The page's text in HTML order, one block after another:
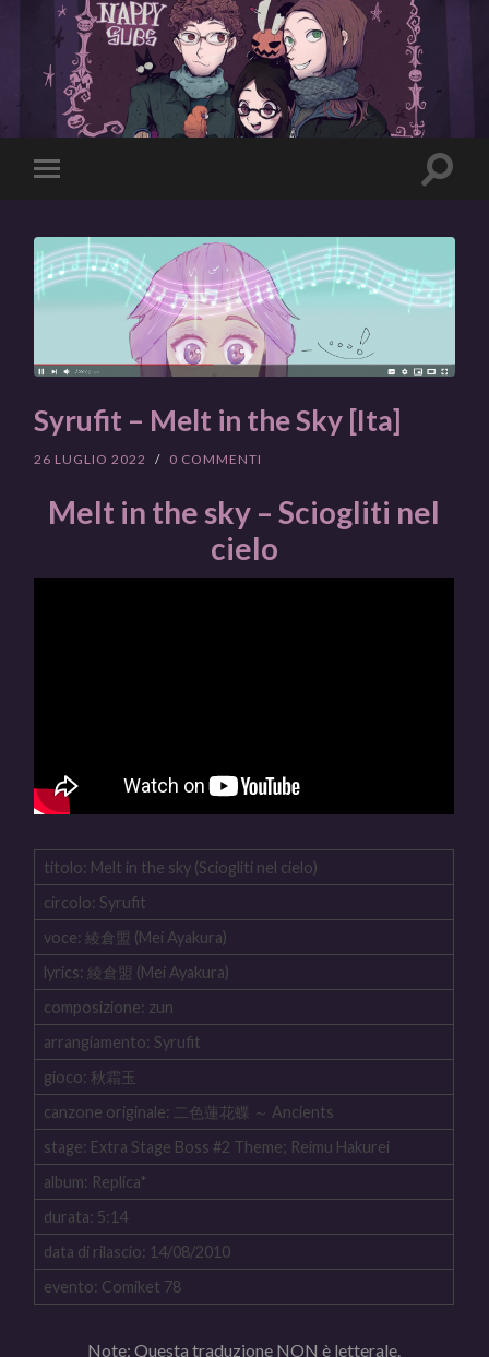
Toggle
Toggle
Syrufit – Melt in the Sky [Ita]
26 LUGLIO 2022 / 0 COMMENTI
Melt in the sky – Sciogliti nel
cielo
titolo: Melt in the sky (Sciogliti nel cielo)
circolo: Syrufit
voce: 綾倉盟 (Mei Ayakura)
lyrics: 綾倉盟 (Mei Ayakura)
composizione: zun
arrangiamento: Syrufit
gioco: 秋霜玉
canzone originale: 二色蓮花蝶 ～ Ancients
stage: Extra Stage Boss #2 Theme; Reimu Hakurei
album: Replica*
durata: 5:14
data di rilascio: 14/08/2010
evento: Comiket 78
Note: Questa traduzione NON è letterale.